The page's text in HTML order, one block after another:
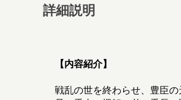
詳細説明
【内容紹介】
戦乱の世を終わらせ、豊臣の